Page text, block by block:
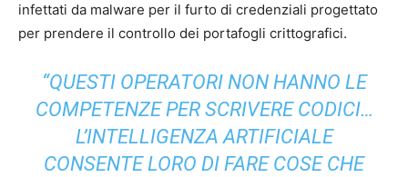
infettati da malware per il furto di credenziali progettato
per prendere il controllo dei portafogli crittografici.
“QUESTI OPERATORI NON HANNO LE
COMPETENZE PER SCRIVERE CODICI…
L’INTELLIGENZA ARTIFICIALE
CONSENTE LORO DI FARE COSE CHE